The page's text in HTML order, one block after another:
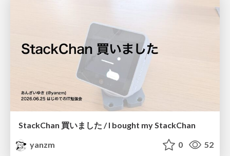
StackChan 買いました / I bought my StackChan
yanzm
0 52